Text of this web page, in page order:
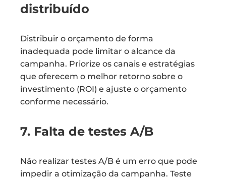
distribuído
Distribuir o orçamento de forma
inadequada pode limitar o alcance da
campanha. Priorize os canais e estratégias
que oferecem o melhor retorno sobre o
investimento (ROI) e ajuste o orçamento
conforme necessário.
7. Falta de testes A/B
Não realizar testes A/B é um erro que pode
impedir a otimização da campanha. Teste